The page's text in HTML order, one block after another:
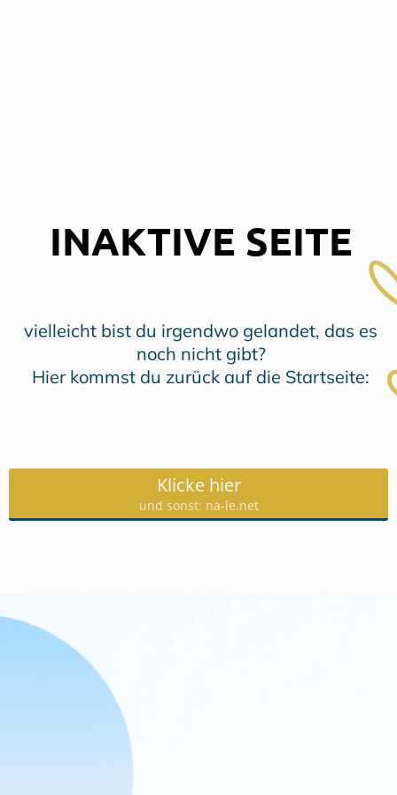
INAKTIVE SEITE
vielleicht bist du irgendwo gelandet, das es
noch nicht gibt?
Hier kommst du zurück auf die Startseite:
Klicke hier
und sonst: na-le.net